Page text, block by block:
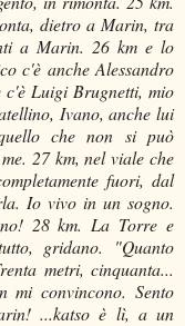
dietro a Marin, tra
a Marin. 26 km e lo
c'è anche Alessandro
c'è Luigi Brugnetti, mio
Ivano, anche lui
che non si può
27 km, nel viale che
fuori, dal
Io vivo in un sogno.
28 km. La Torre e
gridano. "Quanto
metri, cinquanta...
mi convincono. Sento
...katso è lì, a un